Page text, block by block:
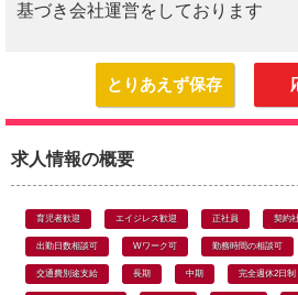
基づき会社運営をしております
とりあえず保存
求人情報の概要
育児者歓迎 エイジレス歓迎 正社員 契約
出勤日数相談可 Wワーク可 勤務時間の相談可
交通費別途支給 長期 中期 完全週休2日制